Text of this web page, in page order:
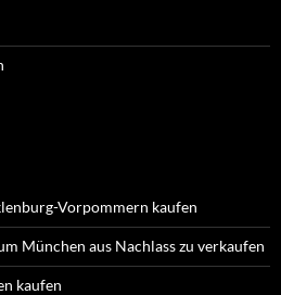
Vorpommern kaufen
München aus Nachlass zu verkaufen
kaufen